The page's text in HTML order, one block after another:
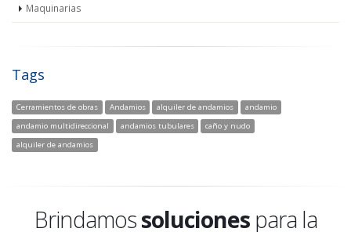
Maquinarias
Tags
Cerramientos de obras Andamios alquiler de andamios
andamio
andamio multidireccional
andamios tubulares
caño y nudo
alquiler de andamios
Brindamossolucionespara la